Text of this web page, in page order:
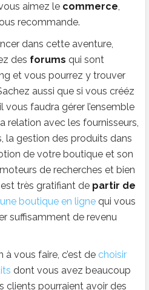
aimez le commerce,
recommande.
dans cette aventure,
des forums qui sont
et vous pourrez y trouver
aussi que si vous crééz
faudra gérer l’ensemble
relation avec les fournisseurs,
la gestion des produits dans
de votre boutique et son
de recherches et bien
très gratifiant de partir de
boutique en ligne qui vous
suffisamment de revenu
à vous faire, c’est de choisir
dont vous avez beaucoup
clients pourraient avoir des